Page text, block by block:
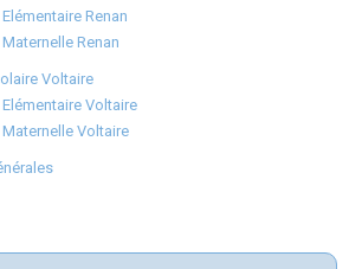
Renan
Renan
Voltaire
Voltaire
Voltaire